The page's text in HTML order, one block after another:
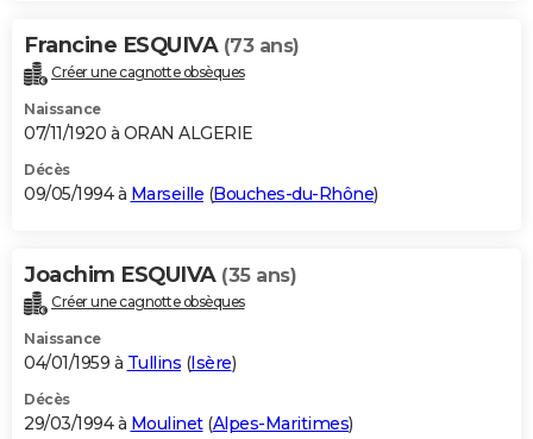
Francine ESQUIVA (73 ans)
Créer une cagnotte obsèques
Naissance
07/11/1920 à ORAN ALGERIE
Décès
09/05/1994 à Marseille (Bouches-du-Rhône)
Joachim ESQUIVA (35 ans)
Créer une cagnotte obsèques
Naissance
04/01/1959 à Tullins (Isère)
Décès
29/03/1994 à Moulinet(Alpes-Maritimes)